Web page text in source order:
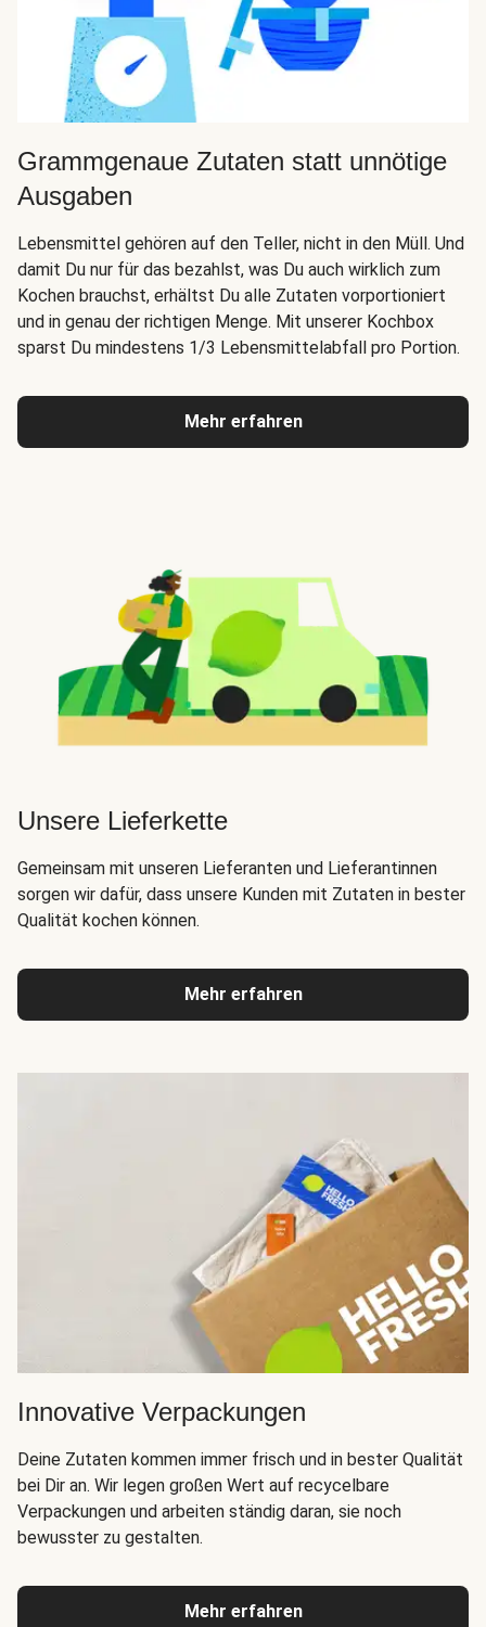
Grammgenaue Zutaten statt unnötige
Ausgaben
Lebensmittel gehören auf den Teller, nicht in den Müll. Und
damit Du nur für das bezahlst, was Du auch wirklich zum
Kochen brauchst, erhältst Du alle Zutaten vorportioniert
und in genau der richtigen Menge. Mit unserer Kochbox
sparst Du mindestens 1/3 Lebensmittelabfall pro Portion.
Mehr erfahren
Unsere Lieferkette
Gemeinsam mit unseren Lieferanten und Lieferantinnen
sorgen wir dafür, dass unsere Kunden mit Zutaten in bester
Qualität kochen können.
Mehr erfahren
Innovative Verpackungen
Deine Zutaten kommen immer frisch und in bester Qualität
bei Dir an. Wir legen großen Wert auf recycelbare
Verpackungen und arbeiten ständig daran, sie noch
bewusster zu gestalten.
Mehr erfahren